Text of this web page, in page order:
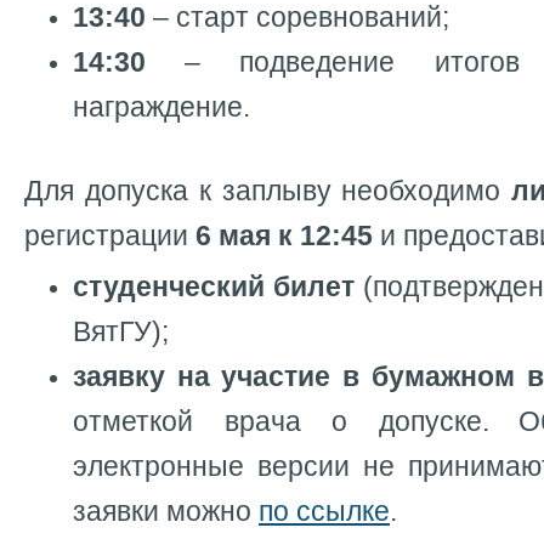
13:40 – старт соревнований;
14:30 – подведение итогов
награждение.
Для допуска к заплыву необходимо
регистрации 6 мая к 12:45 и
студенческий билет
ВятГУ);
заявку на участие в бумажном
отметкой врача о допуске.
электронные версии не
заявки можно по ссылке.